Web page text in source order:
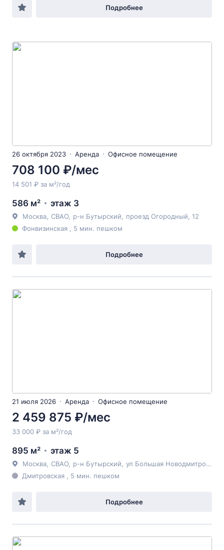
Подробнее
26 октября 2023 Аренда Офисное помещение
708 100 ₽/мес
14 501 ₽ за м²/год
586 м² этаж 3
Москва СВАО р-н Бутырский проезд Огородный , 12
Фонвизинская , 5 мин. пешком
Подробнее
21 июля 2026 Аренда Офисное помещение
2 459 875 ₽/мес
33 000 ₽ за м²/год
895 м² этаж 5
Москва СВАО р-н Бутырский ул Большая Новодмитровская
Дмитровская , 5 мин. пешком
Подробнее